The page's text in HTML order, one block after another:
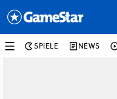
SPIELE NEWS